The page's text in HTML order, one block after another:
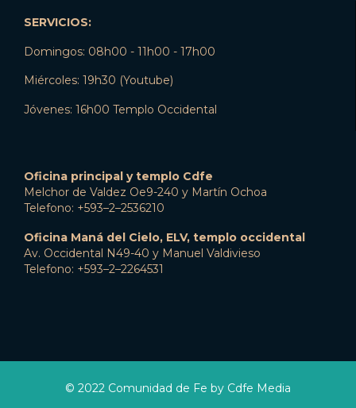
SERVICIOS:
Domingos: 08h00 - 11h00 - 17h00
Miércoles: 19h30 (Youtube)
Jóvenes: 16h00 Templo Occidental
Oficina principal y templo Cdfe
Melchor de Valdez Oe9-240 y Martín Ochoa
Telefono: +593–2–2536210
Oficina Maná del Cielo, ELV, templo occidental
Av. Occidental N49-40 y Manuel Valdivieso
Telefono: +593–2–2264531
© 2022 Comunidad de Fe by Cdfe Media